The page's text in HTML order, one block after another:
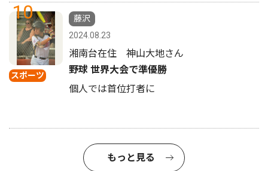
10
スポーツ
藤沢
2024.08.23
湘南台在住 神山大地さん
野球 世界大会で準優勝
個人では首位打者に
もっと見る